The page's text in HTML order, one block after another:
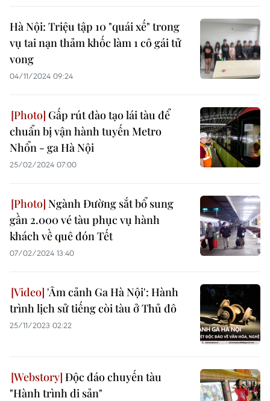
Hà Nội: Triệu tập 10 "quái xế" trong
vụ tai nạn thảm khốc làm 1 cô gái tử
vong
04/11/2024 09:24
Gấp rút đào tạo lái tàu để
chuẩn bị vận hành tuyến Metro
Nhổn - ga Hà Nội
25/02/2024 07:00
Ngành Đường sắt bổ sung
gần 2.000 vé tàu phục vụ hành
khách về quê đón Tết
07/02/2024 13:40
'Âm cảnh Ga Hà Nội': Hành
trình lịch sử tiếng còi tàu ở Thủ đô
25/11/2023 02:22
Độc đáo chuyến tàu
"Hành trình di sản"